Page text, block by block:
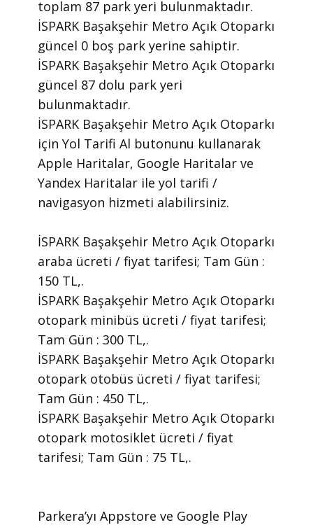
toplam 87 park yeri bulunmaktadır.
İSPARK Başakşehir Metro Açık Otoparkı
güncel 0 boş park yerine sahiptir.
İSPARK Başakşehir Metro Açık Otoparkı
güncel 87 dolu park yeri
bulunmaktadır.
İSPARK Başakşehir Metro Açık Otoparkı
için Yol Tarifi Al butonunu kullanarak
Apple Haritalar, Google Haritalar ve
Yandex Haritalar ile yol tarifi /
navigasyon hizmeti alabilirsiniz.
İSPARK Başakşehir Metro Açık Otoparkı
araba ücreti / fiyat tarifesi; Tam Gün :
150 TL,.
İSPARK Başakşehir Metro Açık Otoparkı
otopark minibüs ücreti / fiyat tarifesi;
Tam Gün : 300 TL,.
İSPARK Başakşehir Metro Açık Otoparkı
otopark otobüs ücreti / fiyat tarifesi;
Tam Gün : 450 TL,.
İSPARK Başakşehir Metro Açık Otoparkı
otopark motosiklet ücreti / fiyat
tarifesi; Tam Gün : 75 TL,.
​Parkera’yı Appstore ve Google Play